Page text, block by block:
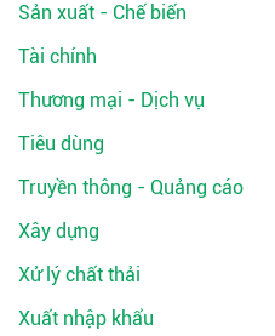
Sản xuất - Chế biến
Tài chính
Thương mại - Dịch vụ
Tiêu dùng
Truyền thông - Quảng cáo
Xây dựng
Xử lý chất thải
Xuất nhập khẩu